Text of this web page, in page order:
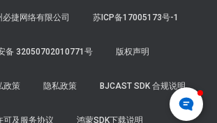
捷网络有限公司 苏ICP备17005173号-1
备 32050702010771号 版权声明
政策 隐私政策 BJCAST SDK 合规说明
可及服务协议 鸿蒙SDK下载说明